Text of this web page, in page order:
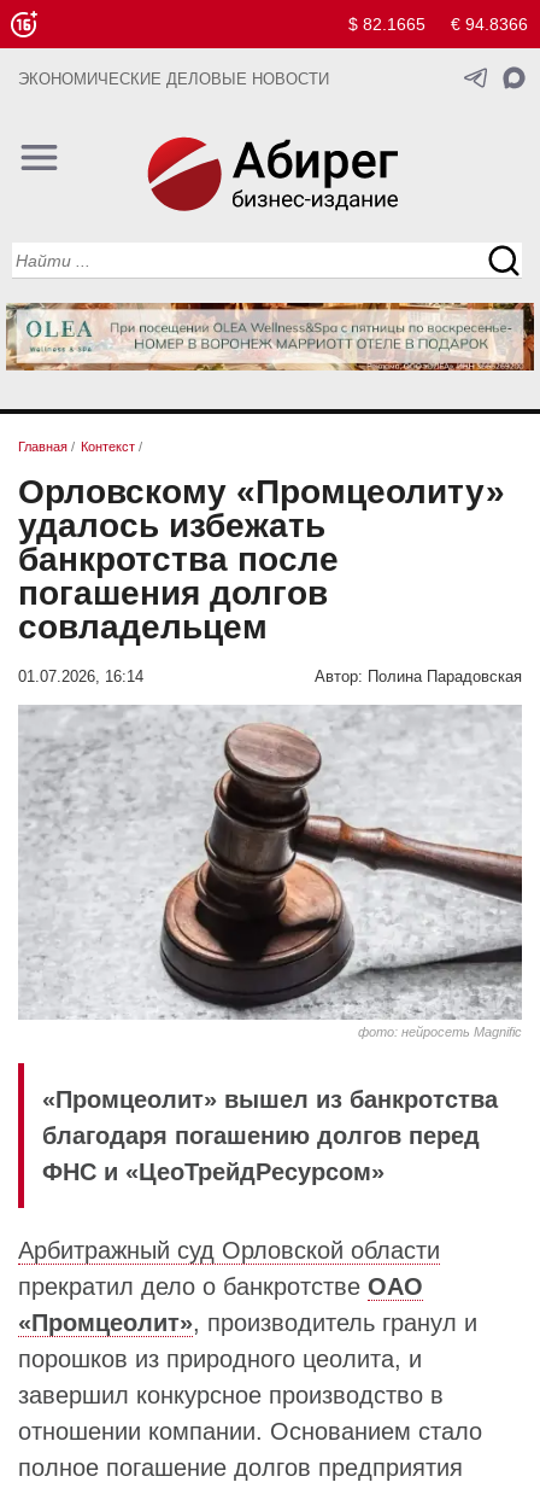
$ 82.1665 € 94.8366
ЭКОНОМИЧЕСКИЕ ДЕЛОВЫЕ НОВОСТИ
Главная / Контекст /
Орловскому «Промцеолиту»
удалось избежать
банкротства после
погашения долгов
совладельцем
01.07.2026, 16:14 Автор: Полина Парадовская
фото: нейросеть Magnific
«Промцеолит» вышел из банкротства
благодаря погашению долгов перед
ФНС и «ЦеоТрейдРесурсом»
Арбитражный суд Орловской области
прекратил дело о банкротстве ОАО
«Промцеолит», производитель гранул и
порошков из природного цеолита, и
завершил конкурсное производство в
отношении компании. Основанием стало
полное погашение долгов предприятия